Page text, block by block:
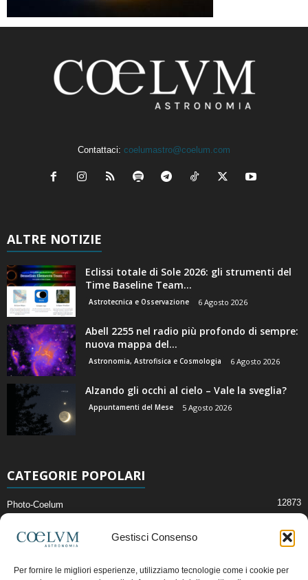
Gestisci Consenso
Per fornire le migliori esperienze, utilizziamo tecnologie come i cookie per
Contattaci: coelumastro@coelum.com
ALTRE NOTIZIE
Eclissi totale di Sole 2026: gli strumenti del
Time Baseline Team...
Astrotecnica e Osservazione 6 Agosto 2026
Abell 2255 nel radio più profondo di sempre:
nuova mappa del...
Astronomia, Astrofisica e Cosmologia 6 Agosto 2026
Alzando gli occhi al cielo – Vale la sveglia?
Appuntamenti del Mese 5 Agosto 2026
CATEGORIE POPOLARI
Photo-Coelum 12873
News di Astronomia 2409
Cielo del Mese